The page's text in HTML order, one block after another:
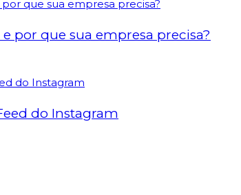
e por que sua empresa precisa?
do Instagram